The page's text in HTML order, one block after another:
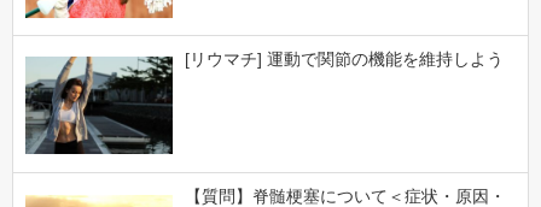
[リウマチ] 運動で関節の機能を維持しよう
【質問】脊髄梗塞について＜症状・原因・